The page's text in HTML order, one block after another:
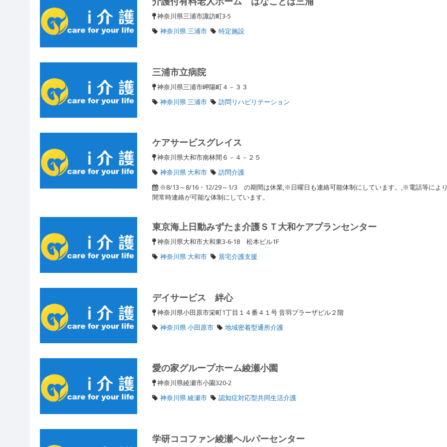
神奈川県三浦市諏訪町3-5
神奈川県 三浦市
特定施設
三浦市立病院
神奈川県三浦市岬陽町４－３３
神奈川県 三浦市
訪問リハビリテーション
ケアサービスグレイス
神奈川県大和市南林間６－４－２５
神奈川県 大和市
訪問介護
※8/13～8/16・12/29～1/3 の期間は休業,※日曜日も連絡可能体制にしています。,※電話等によ
間常時連絡が可能な体制にしています。
東京海上日動みずたま介護ＳＴ大和ケアプランセンター
神奈川県大和市大和東3-6-18 松本ビル1F
神奈川県 大和市
居宅介護支援
デイサービス 絆心
神奈川県小田原市栄町1丁目１４番４１号 音羽プラーザビル２階
神奈川県 小田原市
地域密着型通所介護
愛の家グループホーム綾瀬小園
神奈川県綾瀬市小園320-2
神奈川県 綾瀬市
認知症対応型共同生活介護
学研ココファン綾瀬ヘルパーセンター